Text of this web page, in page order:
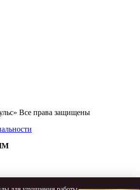
Все права защищены